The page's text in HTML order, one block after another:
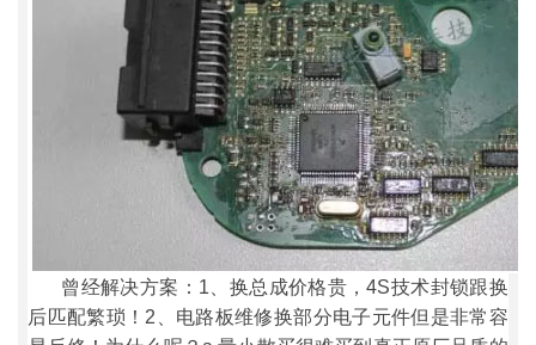
曾经解决方案：1、换总成价格贵，4S技术封锁跟换
后匹配繁琐！2、电路板维修换部分电子元件但是非常容